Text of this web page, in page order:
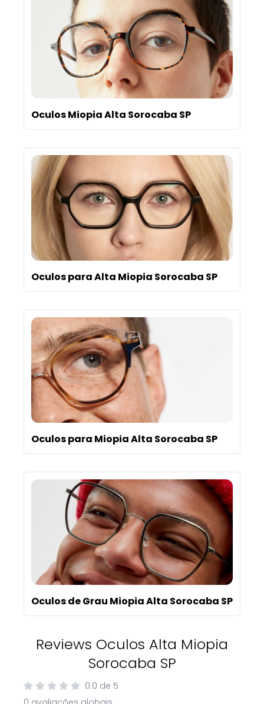
Oculos Miopia Alta Sorocaba SP
Oculos para Alta Miopia Sorocaba SP
Oculos para Miopia Alta Sorocaba SP
Oculos de Grau Miopia Alta Sorocaba SP
Reviews Oculos Alta Miopia
Sorocaba SP
0.0 de 5